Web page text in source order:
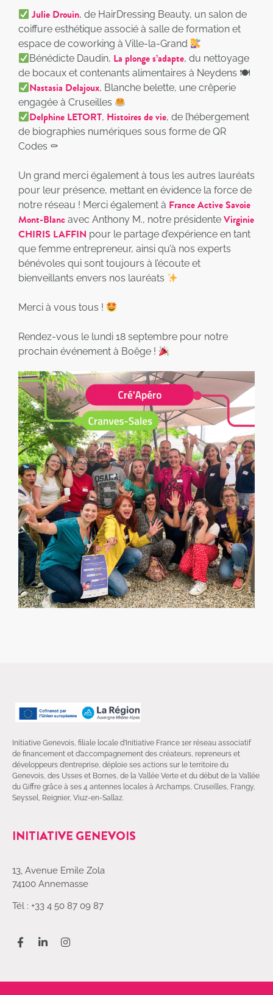
Julie Drouin, de HairDressing Beauty, un salon de
coiffure esthétique associé à salle de formation et
espace de coworking à Ville-la-Grand
Bénédicte Daudin, La plonge s’adapte, du nettoyage
de bocaux et contenants alimentaires à Neydens 🍽
Nastasia Delajoux, Blanche belette, une crêperie
engagée à Cruseilles
Delphine LETORT, Histoires de vie, de l’hébergement
de biographies numériques sous forme de QR
Codes ⚰
Un grand merci également à tous les autres lauréats
pour leur présence, mettant en évidence la force de
notre réseau ! Merci également à France Active Savoie
Mont-Blanc avec Anthony M., notre présidente Virginie
CHIRIS LAFFIN pour le partage d’expérience en tant
que femme entrepreneur, ainsi qu’à nos experts
bénévoles qui sont toujours à l’écoute et
bienveillants envers nos lauréats
Merci à vous tous !
Rendez-vous le lundi 18 septembre pour notre
prochain événement à Boëge !
Initiative Genevois, filiale locale d’Initiative France 1er réseau associatif
de financement et d’accompagnement des créateurs, repreneurs et
développeurs d’entreprise, déploie ses actions sur le territoire du
Genevois, des Usses et Bornes, de la Vallée Verte et du début de la Vallée
du Giffre grâce à ses 4 antennes locales à Archamps, Cruseilles, Frangy,
Seyssel, Reignier, Viuz-en-Sallaz.
INITIATIVE GENEVOIS
13, Avenue Emile Zola
74100 Annemasse
Tél : +33 4 50 87 09 87